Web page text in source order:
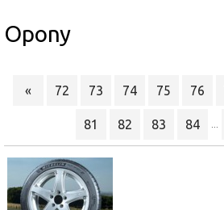
Opony
« 72 73 74 75 76
81 82 83 84